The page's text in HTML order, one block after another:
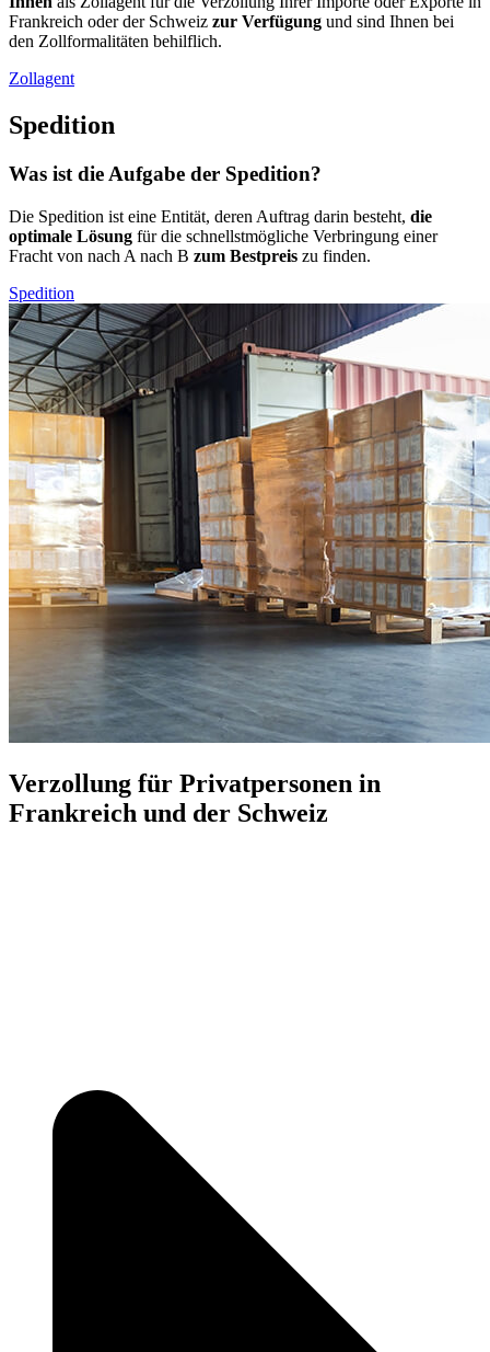
Frankreich oder der Schweiz zur Verfügung und sind Ihnen bei
den Zollformalitäten behilflich.
Zollagent
Spedition
Was ist die Aufgabe der Spedition?
Die Spedition ist eine Entität, deren Auftrag darin besteht, die
optimale Lösung für die schnellstmögliche Verbringung einer
Fracht von nach A nach B zum Bestpreis zu finden.
Spedition
Verzollung für Privatpersonen in
Frankreich und der Schweiz